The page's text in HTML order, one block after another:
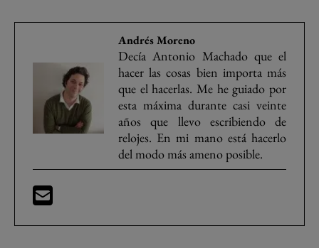
Andrés Moreno
Decía Antonio Machado que el
hacer las cosas bien importa más
que el hacerlas. Me he guiado por
esta máxima durante casi veinte
años que llevo escribiendo de
relojes. En mi mano está hacerlo
del modo más ameno posible.